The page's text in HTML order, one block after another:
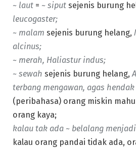
~ laut = ~ siput sejenis burung
leucogaster;
~ malam sejenis burung helang,
alcinus;
~ merah, Haliastur indus;
~ sewah sejenis burung helang,
terbang mengawan, agas
(peribahasa) orang miskin
orang kaya;
kalau tak ada ~ belalang
kalau orang pandai tidak ada,